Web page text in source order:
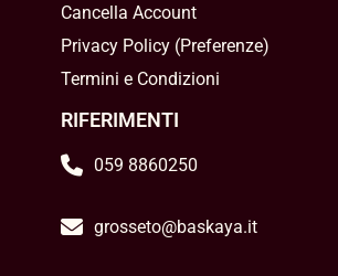
Cancella Account
Privacy Policy(Preferenze)
Termini e Condizioni
RIFERIMENTI
059 8860250
grosseto@baskaya.it